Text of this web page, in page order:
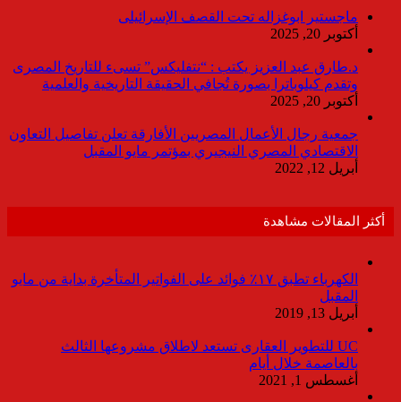
ماجستير ابوغزاله تحت القصف الإسرائيلى
أكتوبر 20, 2025
د.طارق عبد العزيز يكتب : “نتفليكس” تسىء للتاريخ المصرى
وتقدم كيلوباترا بصورة تُجافي الحقيقة التاريخية والعلمية
أكتوبر 20, 2025
جمعية رجال الأعمال المصريين الأفارقة تعلن تفاصيل التعاون
الاقتصادي المصري النيجيري بمؤتمر مايو المقبل
أبريل 12, 2022
أكثر المقالات مشاهدة
الكهرباء تطبق ١٧٪ فوائد على الفواتير المتأخرة بداية من مايو
المقبل
أبريل 13, 2019
UC للتطوير العقارى تستعد لاطلاق مشروعها الثالث
بالعاصمة خلال أيام
أغسطس 1, 2021